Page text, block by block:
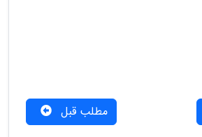
مطلب قبل